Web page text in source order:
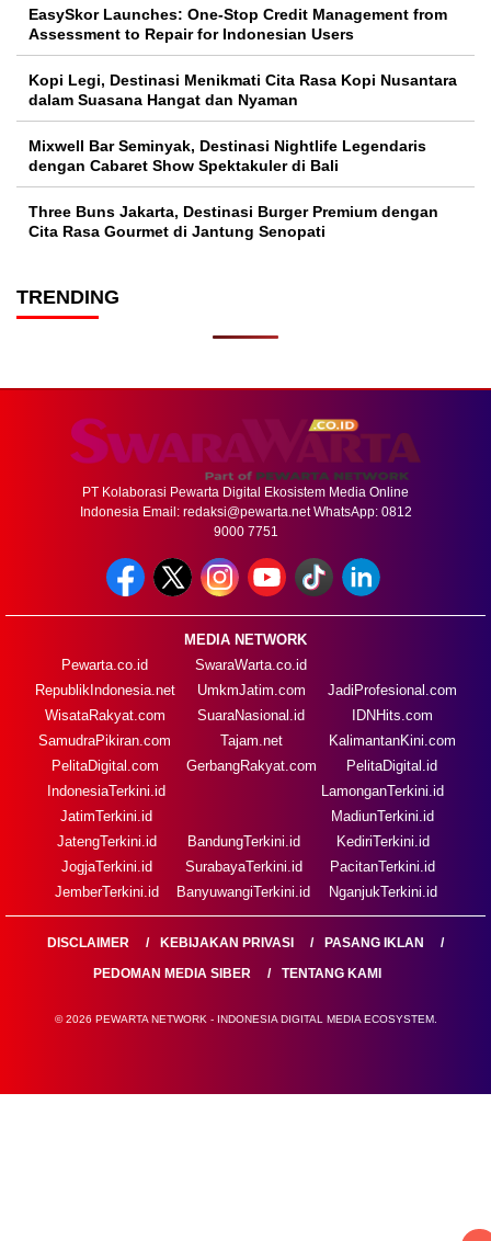
EasySkor Launches: One-Stop Credit Management from
Assessment to Repair for Indonesian Users
Kopi Legi, Destinasi Menikmati Cita Rasa Kopi Nusantara
dalam Suasana Hangat dan Nyaman
Mixwell Bar Seminyak, Destinasi Nightlife Legendaris
dengan Cabaret Show Spektakuler di Bali
Three Buns Jakarta, Destinasi Burger Premium dengan
Cita Rasa Gourmet di Jantung Senopati
TRENDING
PT Kolaborasi Pewarta Digital Ekosistem Media Online
Indonesia Email: redaksi@pewarta.netWhatsApp: 0812
9000 7751
MEDIA NETWORK
Pewarta.co.id
RepublikIndonesia.net
WisataRakyat.com
SamudraPikiran.com
PelitaDigital.com
SwaraWarta.co.id
UmkmJatim.com
SuaraNasional.id
Tajam.net
GerbangRakyat.com
JadiProfesional.com
IDNHits.com
KalimantanKini.com
PelitaDigital.id
IndonesiaTerkini.id
JatimTerkini.id
JatengTerkini.id
JogjaTerkini.id
JemberTerkini.id
BandungTerkini.id
SurabayaTerkini.id
BanyuwangiTerkini.id
LamonganTerkini.id
MadiunTerkini.id
KediriTerkini.id
PacitanTerkini.id
NganjukTerkini.id
DISCLAIMER KEBIJAKAN PRIVASI
PASANG IKLAN
PEDOMAN MEDIA SIBER
TENTANG KAMI
© 2026 PEWARTA NETWORK - INDONESIA DIGITAL MEDIA ECOSYSTEM.